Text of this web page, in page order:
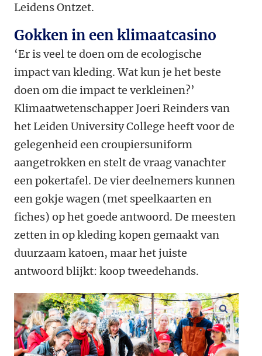
Leidens Ontzet.
Gokken in een klimaatcasino
‘Er is veel te doen om de ecologische
impact van kleding. Wat kun je het beste
doen om die impact te verkleinen?’
Klimaatwetenschapper Joeri Reinders van
het Leiden University College heeft voor de
gelegenheid een croupiersuniform
aangetrokken en stelt de vraag vanachter
een pokertafel. De vier deelnemers kunnen
een gokje wagen (met speelkaarten en
fiches) op het goede antwoord. De meesten
zetten in op kleding kopen gemaakt van
duurzaam katoen, maar het juiste
antwoord blijkt: koop tweedehands.